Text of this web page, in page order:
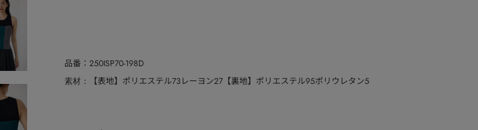
品番 250ISP70-198D
素材 【表地】ポリエステル73レーヨン27【裏地】ポリエステル95ポリウレタン5